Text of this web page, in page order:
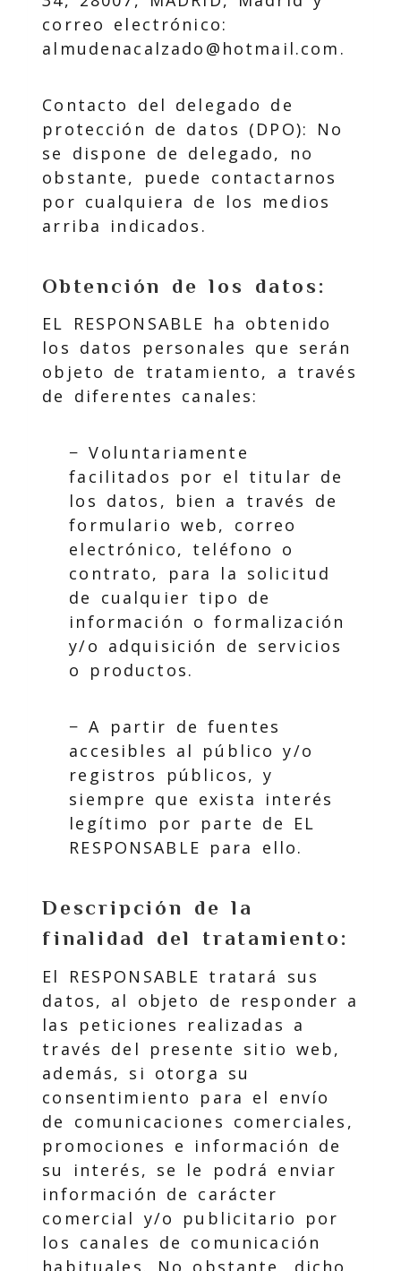
correo electrónico:
almudenacalzado@hotmail.com .
Contacto del delegado de
protección de datos (DPO): No
se dispone de delegado, no
obstante, puede contactarnos
por cualquiera de los medios
arriba indicados.
Obtención de los datos:
EL RESPONSABLE ha obtenido
los datos personales que serán
objeto de tratamiento, a través
de diferentes canales:
− Voluntariamente
facilitados por el titular de
los datos, bien a través de
formulario web, correo
electrónico, teléfono o
contrato, para la solicitud
de cualquier tipo de
información o formalización
y/o adquisición de servicios
o productos.
− A partir de fuentes
accesibles al público y/o
registros públicos, y
siempre que exista interés
legítimo por parte de EL
RESPONSABLE para ello.
Descripción de la
finalidad del tratamiento:
El RESPONSABLE tratará sus
datos, al objeto de responder a
las peticiones realizadas a
través del presente sitio web,
además, si otorga su
consentimiento para el envío
de comunicaciones comerciales,
promociones e información de
su interés, se le podrá enviar
información de carácter
comercial y/o publicitario por
los canales de comunicación
habituales. No obstante, dicho